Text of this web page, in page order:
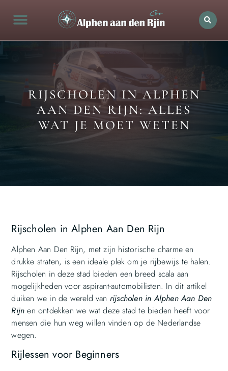
RIJSCHOLEN IN ALPHEN
AAN DEN RIJN: ALLES
WAT JE MOET WETEN
Rijscholen in Alphen Aan Den Rijn
Alphen Aan Den Rijn, met zijn historische charme en
drukke straten, is een ideale plek om je rijbewijs te halen.
Rijscholen in deze stad bieden een breed scala aan
mogelijkheden voor aspirant-automobilisten. In dit artikel
duiken we in de wereld van rijscholen in Alphen Aan Den
Rijn en ontdekken we wat deze stad te bieden heeft voor
mensen die hun weg willen vinden op de Nederlandse
wegen.
Rijlessen voor Beginners